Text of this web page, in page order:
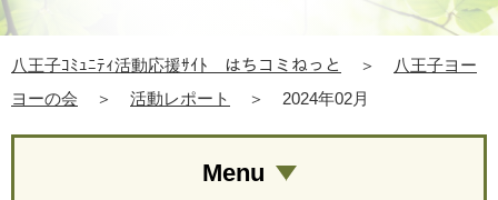
八王子ｺﾐｭﾆﾃｨ活動応援ｻｲﾄ はちコミねっと ＞
八王子ヨー
ヨーの会
＞ 活動レポート ＞ 2024年02月
Menu